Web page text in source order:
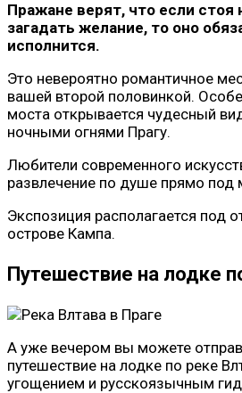
Пражане верят, что если стоя
загадать желание, то оно
исполнится.
Это невероятно романтичное
вашей второй половинкой.
моста открывается чудесный
ночными огнями Прагу.
Любители современного
развлечение по душе прямо под
Экспозиция располагается под
острове Кампа.
Путешествие на лодке
А уже вечером вы можете
путешествие на лодке по реке
угощением и русскоязычным